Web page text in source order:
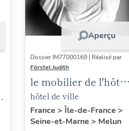
Aperçu
Dossier IM77000169 | Réalisé par
Förstel Judith
le mobilier de l'hôtel
de ville
hôtel de ville
France > Île-de-France >
Seine-et-Marne > Melun